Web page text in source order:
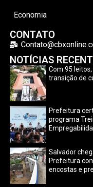
Economia
CONTATO
NOTÍCIAS
Com 95
transição de
Prefeitura
programa
Salvador
Prefeitura
encostas e